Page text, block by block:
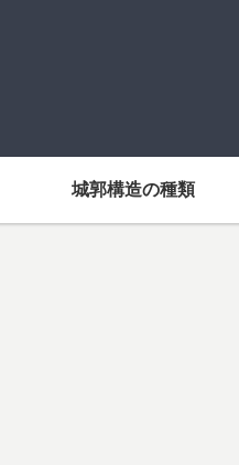
城郭構造の種類